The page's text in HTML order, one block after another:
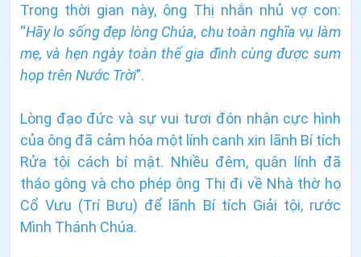
Trong thời gian này, ông Thị nhắn nhủ vợ con:
“Hãy lo sống đẹp lòng Chúa, chu toàn nghĩa vụ làm
mẹ, và hẹn ngày toàn thể gia đình cùng được sum
họp trên Nước Trời”.
Lòng đạo đức và sự vui tươi đón nhận cực hình
của ông đã cảm hóa một lính canh xin lãnh Bí tích
Rửa tội cách bí mật. Nhiều đêm, quân lính đã
tháo gông và cho phép ông Thị đi về Nhà thờ họ
Cổ Vưu (Trí Bưu) để lãnh Bí tích Giải tội, rước
Mình Thánh Chúa.